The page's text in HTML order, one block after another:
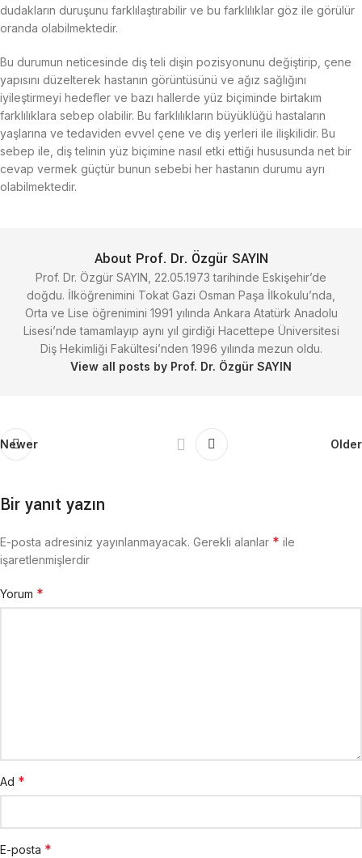
dudakların duruşunu farklılaştırabilir ve bu farklılıklar göz ile görülür
oranda olabilmektedir.
Bu durumun neticesinde diş teli dişin pozisyonunu değiştirip, çene
yapısını düzelterek hastanın görüntüsünü ve ağız sağlığını
iyileştirmeyi hedefler ve bazı hallerde yüz biçiminde birtakım
farklılıklara sebep olabilir. Bu farklılıkların büyüklüğü hastaların
yaşlarına ve tedaviden evvel çene ve diş yerleri ile ilişkilidir. Bu
sebep ile, diş telinin yüz biçimine nasıl etki ettiği hususunda net bir
cevap vermek güçtür bunun sebebi her hastanın durumu ayrı
olabilmektedir.
About Prof. Dr. Özgür SAYIN
Prof. Dr. Özgür SAYIN, 22.05.1973 tarihinde Eskişehir’de
doğdu. İlköğrenimini Tokat Gazi Osman Paşa İlkokulu’nda,
Orta ve Lise öğrenimini 1991 yılında Ankara Atatürk Anadolu
Lisesi’nde tamamlayıp aynı yıl girdiği Hacettepe Üniversitesi
Diş Hekimliği Fakültesi’nden 1996 yılında mezun oldu.
View all posts by Prof. Dr. Özgür SAYIN
Newer Older
Bir yanıt yazın
E-posta adresiniz yayınlanmayacak. Gerekli alanlar * ile
işaretlenmişlerdir
Yorum *
Ad *
E-posta *